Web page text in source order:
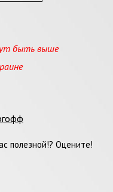
быть выше
полезной!? Оцените!